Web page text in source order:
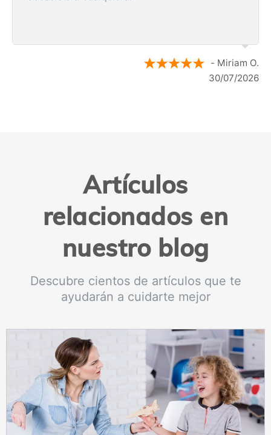
- Rosa D.
28/07/2026
Artículos
relacionados en
nuestro blog
Descubre cientos de artículos que te
ayudarán a cuidarte mejor